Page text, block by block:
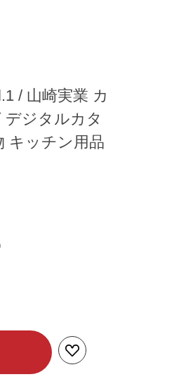
/ 山崎実業 カ
ジタルカタ
キッチン用品